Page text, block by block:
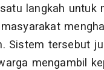
langkah untuk
Sistem tersebut
mengambil